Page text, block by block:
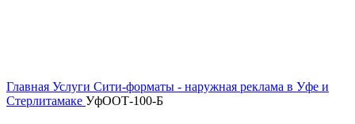
Главная Услуги Сити-форматы - наружная реклама в Уфе и
Стерлитамаке УфООТ-100-Б